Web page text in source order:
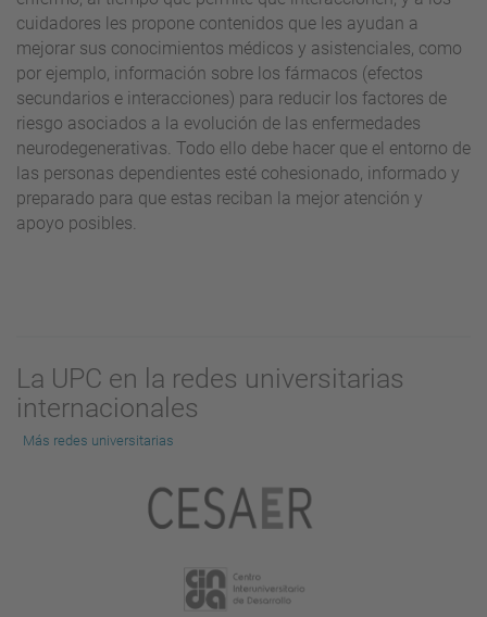
cuidadores les propone contenidos que les ayudan a
mejorar sus conocimientos médicos y asistenciales, como
por ejemplo, información sobre los fármacos (efectos
secundarios e interacciones) para reducir los factores de
riesgo asociados a la evolución de las enfermedades
neurodegenerativas. Todo ello debe hacer que el entorno de
las personas dependientes esté cohesionado, informado y
preparado para que estas reciban la mejor atención y
apoyo posibles.
La UPC en la redes universitarias
internacionales
Más redes universitarias